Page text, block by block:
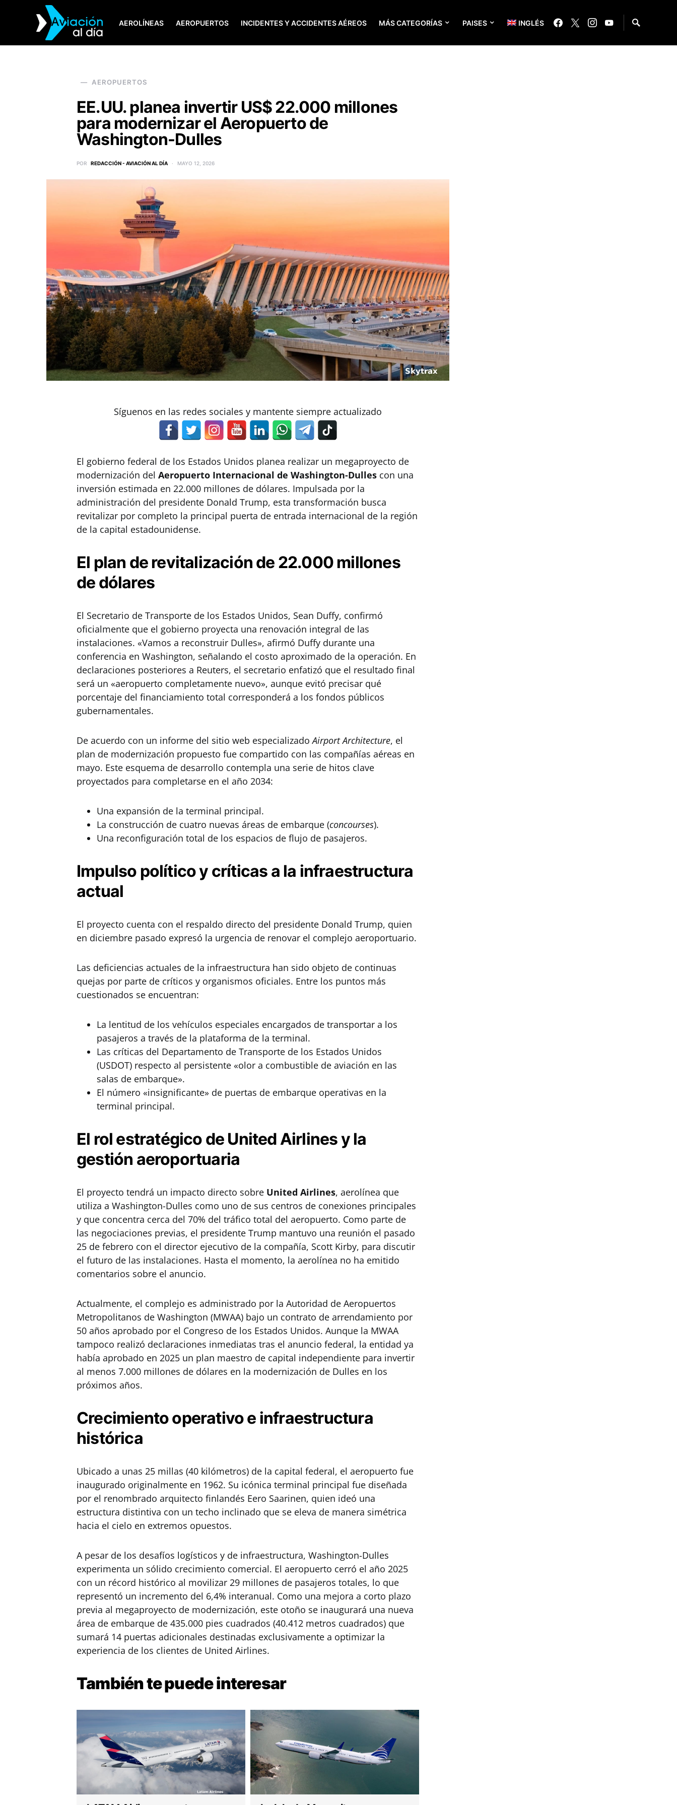
AEROLÍNEAS AEROPUERTOS INCIDENTES Y ACCIDENTES AÉREOS MÁS CATEGORÍAS PAISES INGLÉS
SEARCH FOR:
AEROPUERTOS
EE.UU. planea invertir US$ 22.000 millones
para modernizar el Aeropuerto de
Washington-Dulles
POR REDACCIÓN - AVIACIÓN AL DÍA MAYO 12, 2026
Síguenos en las redes sociales y mantente siempre actualizado
El gobierno federal de los Estados Unidos planea realizar un megaproyecto de
modernización del Aeropuerto Internacional de Washington-Dulles con una
inversión estimada en 22.000 millones de dólares. Impulsada por la
administración del presidente Donald Trump, esta transformación busca
revitalizar por completo la principal puerta de entrada internacional de la región
de la capital estadounidense.
El plan de revitalización de 22.000 millones
de dólares
El Secretario de Transporte de los Estados Unidos, Sean Duffy, confirmó
oficialmente que el gobierno proyecta una renovación integral de las
instalaciones. «Vamos a reconstruir Dulles», afirmó Duffy durante una
conferencia en Washington, señalando el costo aproximado de la operación. En
declaraciones posteriores a Reuters, el secretario enfatizó que el resultado final
será un «aeropuerto completamente nuevo», aunque evitó precisar qué
porcentaje del financiamiento total corresponderá a los fondos públicos
gubernamentales.
De acuerdo con un informe del sitio web especializadoAirport Architecture, el
plan de modernización propuesto fue compartido con las compañías aéreas en
mayo. Este esquema de desarrollo contempla una serie de hitos clave
proyectados para completarse en el año 2034:
Una expansión de la terminal principal.
La construcción de cuatro nuevas áreas de embarque (concourses).
Una reconfiguración total de los espacios de flujo de pasajeros.
Impulso político y críticas a la infraestructura
actual
El proyecto cuenta con el respaldo directo del presidente Donald Trump, quien
en diciembre pasado expresó la urgencia de renovar el complejo aeroportuario.
Las deficiencias actuales de la infraestructura han sido objeto de continuas
quejas por parte de críticos y organismos oficiales. Entre los puntos más
cuestionados se encuentran:
La lentitud de los vehículos especiales encargados de transportar a los
pasajeros a través de la plataforma de la terminal.
Las críticas del Departamento de Transporte de los Estados Unidos
(USDOT) respecto al persistente «olor a combustible de aviación en las
salas de embarque».
El número «insignificante» de puertas de embarque operativas en la
terminal principal.
El rol estratégico de United Airlines y la
gestión aeroportuaria
El proyecto tendrá un impacto directo sobre United Airlines, aerolínea que
utiliza a Washington-Dulles como uno de sus centros de conexiones principales
y que concentra cerca del 70% del tráfico total del aeropuerto. Como parte de
las negociaciones previas, el presidente Trump mantuvo una reunión el pasado
25 de febrero con el director ejecutivo de la compañía, Scott Kirby, para discutir
el futuro de las instalaciones. Hasta el momento, la aerolínea no ha emitido
comentarios sobre el anuncio.
Actualmente, el complejo es administrado por la Autoridad de Aeropuertos
Metropolitanos de Washington (MWAA) bajo un contrato de arrendamiento por
50 años aprobado por el Congreso de los Estados Unidos. Aunque la MWAA
tampoco realizó declaraciones inmediatas tras el anuncio federal, la entidad ya
había aprobado en 2025 un plan maestro de capital independiente para invertir
al menos 7.000 millones de dólares en la modernización de Dulles en los
próximos años.
Crecimiento operativo e infraestructura
histórica
Ubicado a unas 25 millas (40 kilómetros) de la capital federal, el aeropuerto fue
inaugurado originalmente en 1962. Su icónica terminal principal fue diseñada
por el renombrado arquitecto finlandés Eero Saarinen, quien ideó una
estructura distintiva con un techo inclinado que se eleva de manera simétrica
hacia el cielo en extremos opuestos.
A pesar de los desafíos logísticos y de infraestructura, Washington-Dulles
experimenta un sólido crecimiento comercial. El aeropuerto cerró el año 2025
con un récord histórico al movilizar 29 millones de pasajeros totales, lo que
representó un incremento del 6,4% interanual. Como una mejora a corto plazo
previa al megaproyecto de modernización, este otoño se inaugurará una nueva
área de embarque de 435.000 pies cuadrados (40.412 metros cuadrados) que
sumará 14 puertas adicionales destinadas exclusivamente a optimizar la
experiencia de los clientes de United Airlines.
También te puedeinteresar